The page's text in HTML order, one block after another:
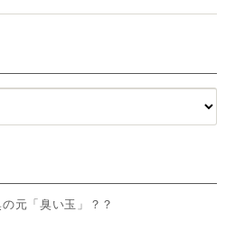
元「臭い玉」？？